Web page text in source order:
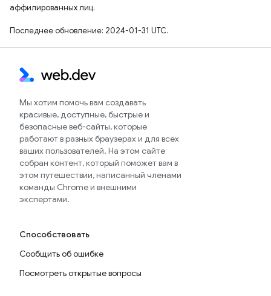
аффилированных лиц.
Последнее обновление: 2024-01-31 UTC.
Мы хотим помочь вам создавать
красивые, доступные, быстрые и
безопасные веб-сайты, которые
работают в разных браузерах и для всех
ваших пользователей. На этом сайте
собран контент, который поможет вам в
этом путешествии, написанный членами
команды Chrome и внешними
экспертами.
Способствовать
Сообщить об ошибке
Посмотреть открытые вопросы